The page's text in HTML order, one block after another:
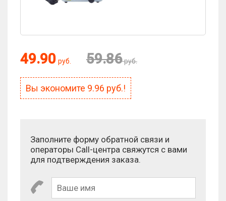
Антиспам:
Сколько будет 1 + 7?
49.90 руб. 59.86 руб.
Вы экономите 9.96 руб.!
Заполните форму обратной связи и
операторы Call-центра свяжутся с вами
для подтверждения заказа.